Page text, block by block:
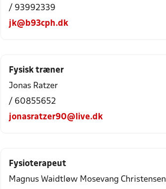
/ 93992339
jk@b93cph.dk
Fysisk træner
Jonas Ratzer
/ 60855652
jonasratzer90@live.dk
Fysioterapeut
Magnus Waidtløw Mosevang Christensen